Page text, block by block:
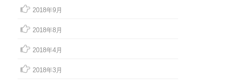
2018年9月
2018年8月
2018年4月
2018年3月